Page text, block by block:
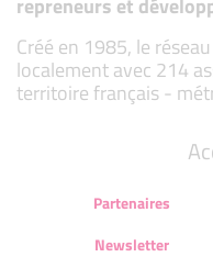
Créé en 1985, le
localement avec 214
territoire français -
Partenaires
Newsletter